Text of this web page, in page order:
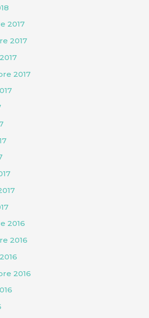
2017
2017
2017
2016
2016
2016